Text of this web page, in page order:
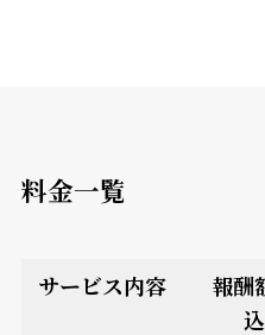
料金一覧
サービス内容
報酬
込